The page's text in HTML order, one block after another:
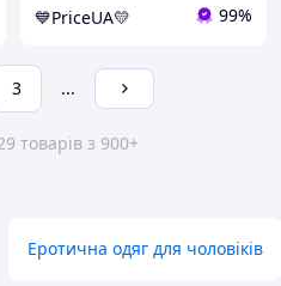
💙PriceUA💛 99%
3 ...
товарів з 900+
Еротична одяг для чоловіків